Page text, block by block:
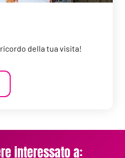
della tua visita!
interessato a: